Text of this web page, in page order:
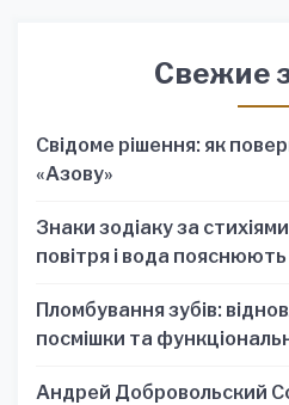
Свежие
Свідоме рішення: як
«Азову»
Знаки зодіаку за
повітря і вода
Пломбування зубів:
посмішки та
Андрей Добровольский